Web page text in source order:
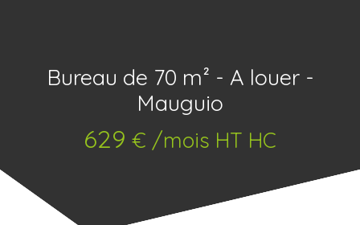
Bureau de 70 m² - A louer -
Mauguio
629 € /mois HT HC